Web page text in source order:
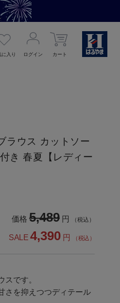
に入り ログイン カート
ラウス カットソー
き 春夏【レディー
価格 5,489 円 （税込）
SALE 4,390 円 （税込）
です。
さを抑えつつディテール